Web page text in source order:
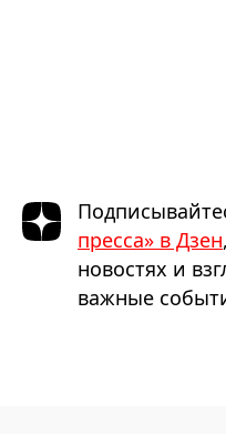
пресса» в Дзен
новостях и
важные